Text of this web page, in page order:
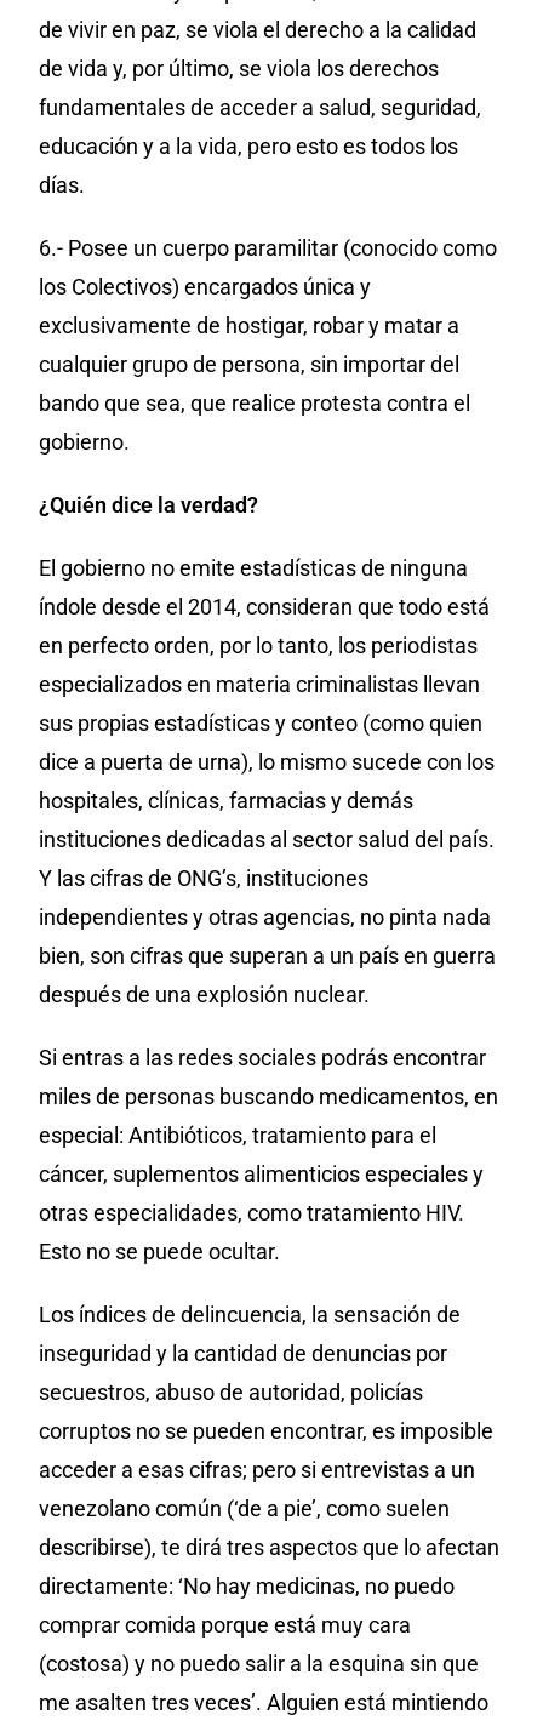
de vivir en paz, se viola el derecho a la calidad
de vida y, por último, se viola los derechos
fundamentales de acceder a salud, seguridad,
educación y a la vida, pero esto es todos los
días.
6.- Posee un cuerpo paramilitar (conocido como
los Colectivos) encargados única y
exclusivamente de hostigar, robar y matar a
cualquier grupo de persona, sin importar del
bando que sea, que realice protesta contra el
gobierno.
¿Quién dice la verdad?
El gobierno no emite estadísticas de ninguna
índole desde el 2014, consideran que todo está
en perfecto orden, por lo tanto, los periodistas
especializados en materia criminalistas llevan
sus propias estadísticas y conteo (como quien
dice a puerta de urna), lo mismo sucede con los
hospitales, clínicas, farmacias y demás
instituciones dedicadas al sector salud del país.
Y las cifras de ONG’s, instituciones
independientes y otras agencias, no pinta nada
bien, son cifras que superan a un país en guerra
después de una explosión nuclear.
Si entras a las redes sociales podrás encontrar
miles de personas buscando medicamentos, en
especial: Antibióticos, tratamiento para el
cáncer, suplementos alimenticios especiales y
otras especialidades, como tratamiento HIV.
Esto no se puede ocultar.
Los índices de delincuencia, la sensación de
inseguridad y la cantidad de denuncias por
secuestros, abuso de autoridad, policías
corruptos no se pueden encontrar, es imposible
acceder a esas cifras; pero si entrevistas a un
venezolano común (‘de a pie’, como suelen
describirse), te dirá tres aspectos que lo afectan
directamente: ‘No hay medicinas, no puedo
comprar comida porque está muy cara
(costosa) y no puedo salir a la esquina sin que
me asalten tres veces’. Alguien está mintiendo